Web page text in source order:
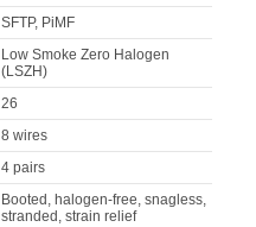
SFTP, PiMF
Low Smoke Zero Halogen
(LSZH)
26
8 wires
4 pairs
Booted, halogen-free, snagless,
stranded, strain relief